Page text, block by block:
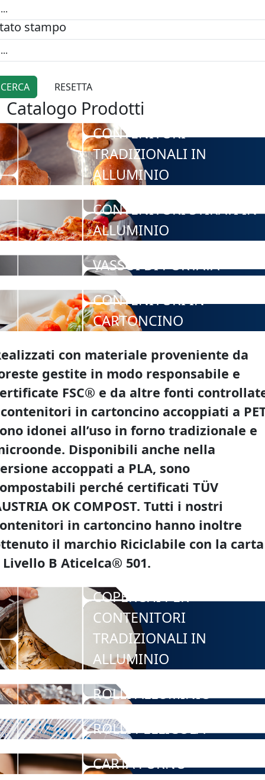
stampo
Catalogo Prodotti
CONTENITORI
TRADIZIONALI IN
ALLUMINIO
CONTENITORI STIRATI IN
ALLUMINIO
VASSOI DI PORTATA
CONTENITORI IN
CARTONCINO
con materiale proveniente da
gestite in modo responsabile e
FSC® e da altre fonti
in cartoncino accoppiati a
idonei all’uso in forno tradizionale e
Disponibili anche nella
accoppati a PLA, sono
perché certificati TÜV
OK COMPOST. Tutti i nostri
in cartoncino hanno inoltre
il marchio Riciclabile con la carta
Livello B Aticelca® 501.
COPERCHI PER
CONTENITORI
TRADIZIONALI IN
ALLUMINIO
ROLLI ALLUMINIO
ROLLI PELLICOLA
CARTA FORNO